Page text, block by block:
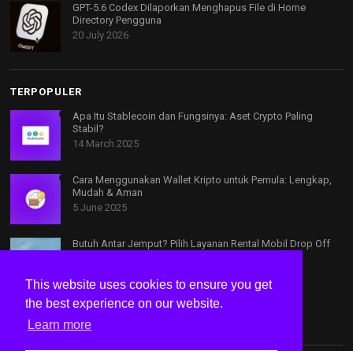
This website uses cookies to ensure you get
the best experience on our website.
Learn more
GPT-5.6 Codex Dilaporkan Menghapus File di Home
Directory Pengguna
20 July 2026
TERPOPULER
Apa Itu Stablecoin dan Fungsinya: Aset Crypto Paling
Stabil?
14 March 2025
Cara Menggunakan Wallet Kripto untuk Pemula: Lengkap,
Mudah & Aman
5 June 2025
Butuh Antar Jemput? Pilih Layanan Rental Mobil Drop Off